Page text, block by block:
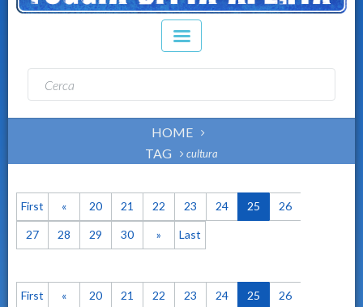
HOME
TAG
cultura
First « 20 21 22 23 24 25 26
27 28 29 30 » Last
First « 20 21 22 23 24 25 26